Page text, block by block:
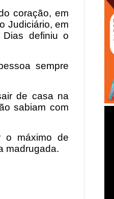
coração, em
Judiciário, em
Dias definiu o
sempre
de casa na
sabiam com
o máximo de
madrugada.